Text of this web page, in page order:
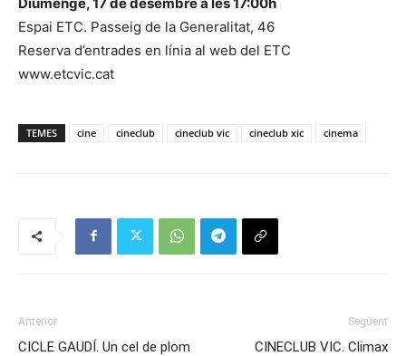
Espai ETC. Passeig de la Generalitat, 46
Reserva d’entrades en línia al web del ETC
www.etcvic.cat
TEMES cine cineclub cineclub vic cineclub xic cinema
Anterior
CICLE GAUDÍ. Un cel de plom
Següent
CINECLUB VIC. Climax